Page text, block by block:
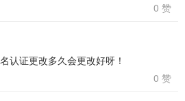
0 赞
认证更改多久会更改好呀！
0 赞